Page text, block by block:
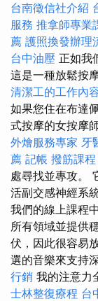
台南徵信社介紹
服務 推拿師專業
薦 護照換發辦理
台中油壓 正如我
這是一種放鬆按
清潔工的工作內
如果您住在布達
式按摩的女按摩
外燴服務專家 牙
薦 記帳 撥筋課程
處尋找並專攻。
活副交感神經系
我們的線上課程
所有領域並提供
伏，因此很容易
選的音樂來支持
行銷 我的注意力
士林整復療程 台